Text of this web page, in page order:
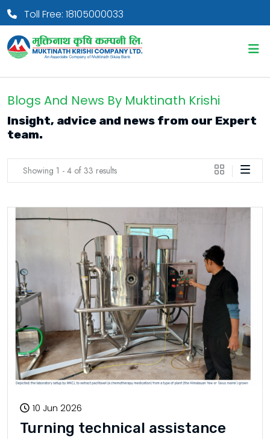
Toll Free: 18105000033
Blogs And News By Muktinath Krishi
Insight, advice and news from our Expert
team.
Showing 1 - 4 of 33 results
10 Jun 2026
Turning technical assistance